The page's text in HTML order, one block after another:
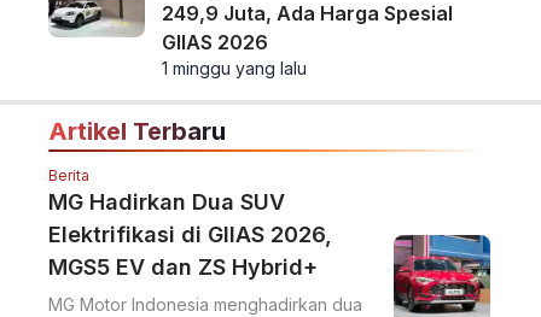
249,9 Juta, Ada Harga Spesial
GIIAS 2026
1 minggu yang lalu
Artikel Terbaru
Berita
MG Hadirkan Dua SUV
Elektrifikasi di GIIAS 2026,
MGS5 EV dan ZS Hybrid+
MG Motor Indonesia menghadirkan dua